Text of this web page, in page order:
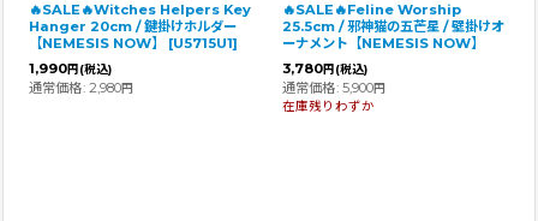
🔥SALE🔥Witches Helpers Key
Hanger 20cm / 鍵掛けホルダー
【NEMESIS NOW】
[U5715U1]
1,990円 (税込)
通常価格: 2,980円
🔥SALE🔥Feline Worship
25.5cm / 邪神猫の五芒星 / 壁掛けオ
ーナメント【NEMESIS NOW】
3,780円 (税込)
通常価格: 5,900円
在庫残りわずか